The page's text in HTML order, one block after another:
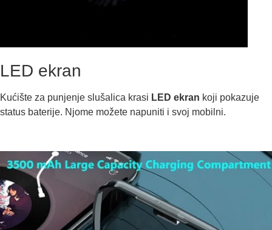
LED ekran
Kućište za punjenje slušalica krasi LED ekran koji pokazuje
status baterije. Njome možete napuniti i svoj mobilni.